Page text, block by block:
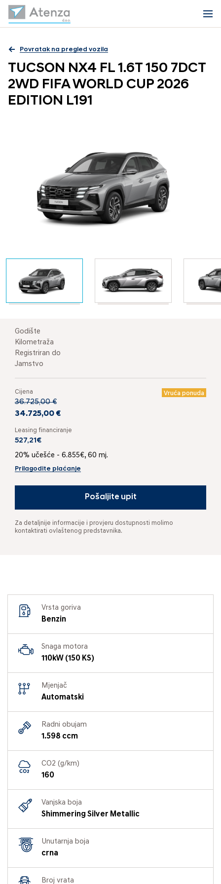
Povratak na pregled vozila
TUCSON NX4 FL 1.6T 150 7DCT
2WD FIFA WORLD CUP 2026
EDITION L191
Godište
Kilometraža
Registriran do
Jamstvo
Cijena Vruća ponuda
36.725,00 €
34.725,00 €
Leasing financiranje
527,21€
20% učešće - 6.855€, 60 mj.
Prilagodite plaćanje
Pošaljite upit
Za detaljnije informacije i provjeru dostupnosti molimo
kontaktirati ovlaštenog predstavnika.
Vrsta goriva
Benzin
Snaga motora
110kW (150 KS)
Mjenjač
Automatski
Radni obujam
1.598 ccm
CO2 (g/km)
160
Vanjska boja
Shimmering Silver Metallic
Unutarnja boja
crna
Broj vrata